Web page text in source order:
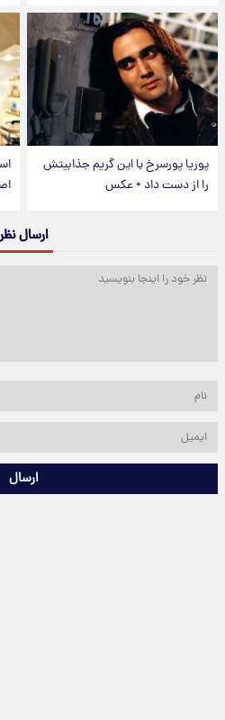
پوریا پورسرخ با این گریم جذابیتش
را از دست داد + عکس
ارسال نظر
ارسال